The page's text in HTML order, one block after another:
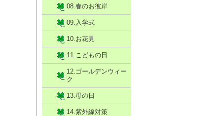
08.春のお彼岸
09.入学式
10.お花見
11.こどもの日
12.ゴールデンウィー
ク
13.母の日
14.紫外線対策